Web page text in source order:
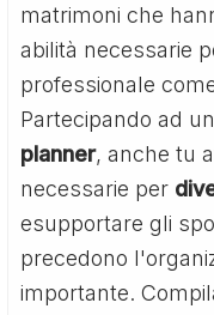
matrimoni che
abilità necessarie
professionale
Partecipando ad
planner, anche tu
necessarie per
esupportare gli
precedono
importante.